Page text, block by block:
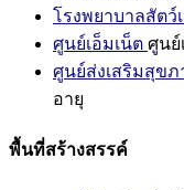
โรงพยาบาลสัตว์
ศูนย์เอ็มเน็ต ศูนย์
ศูนย์ส่งเสริมสุขภ
อายุ
พื้นที่สร้างสรรค์